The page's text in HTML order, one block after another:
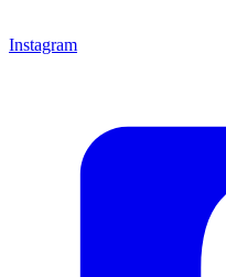
Instagram